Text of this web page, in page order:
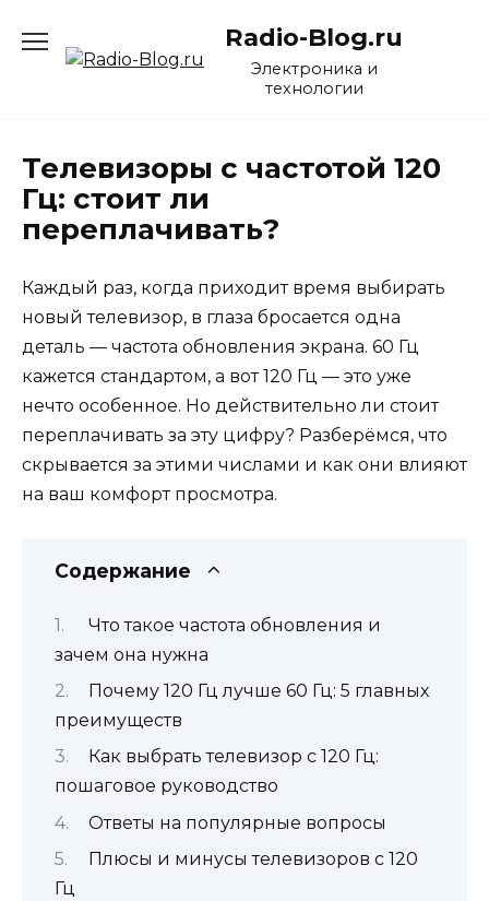
содержанию
Radio-Blog.ru
Электроника и
технологии
Телевизоры с частотой 120
Гц: стоит ли
переплачивать?
Каждый раз, когда приходит время выбирать
новый телевизор, в глаза бросается одна
деталь — частота обновления экрана. 60 Гц
кажется стандартом, а вот 120 Гц — это уже
нечто особенное. Но действительно ли стоит
переплачивать за эту цифру? Разберёмся, что
скрывается за этими числами и как они влияют
на ваш комфорт просмотра.
Содержание
Что такое частота обновления и
зачем она нужна
Почему 120 Гц лучше 60 Гц: 5 главных
преимуществ
Как выбрать телевизор с 120 Гц:
пошаговое руководство
Ответы на популярные вопросы
Плюсы и минусы телевизоров с 120
Гц